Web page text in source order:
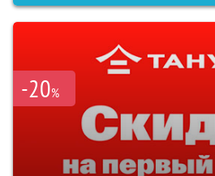
-20%